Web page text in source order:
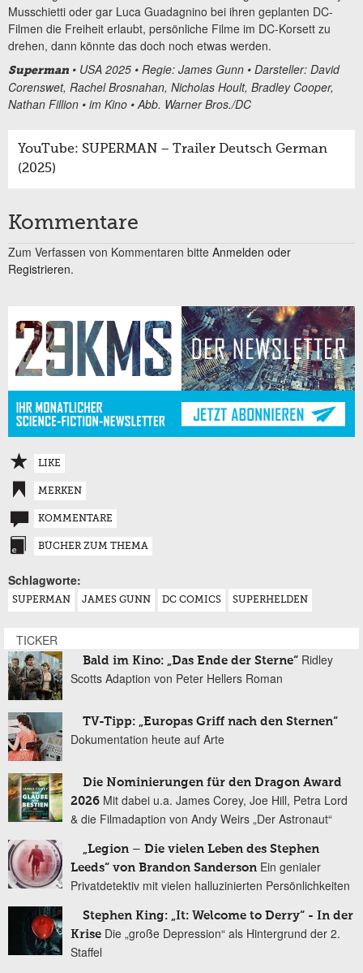
Musschietti oder gar Luca Guadagnino bei ihren geplanten DC-
Filmen die Freiheit erlaubt, persönliche Filme im DC-Korsett zu
drehen, dann könnte das doch noch etwas werden.
Superman • USA 2025 • Regie: James Gunn • Darsteller: David
Corenswet, Rachel Brosnahan, Nicholas Hoult, Bradley Cooper,
Nathan Fillion • im Kino • Abb. Warner Bros./DC
YouTube: SUPERMAN – Trailer Deutsch German
(2025)
Kommentare
Zum Verfassen von Kommentaren bitte Anmelden oder
Registrieren.
LIKE
MERKEN
KOMMENTARE
BÜCHER ZUM THEMA
Schlagworte:
SUPERMAN JAMES GUNN DC COMICS SUPERHELDEN
TICKER
Bald im Kino: „Das Ende der Sterne“ Ridley
Scotts Adaption von Peter Hellers Roman
TV-Tipp: „Europas Griff nach den Sternen“
Dokumentation heute auf Arte
Die Nominierungen für den Dragon Award
2026 Mit dabei u.a. James Corey, Joe Hill, Petra Lord
& die Filmadaption von Andy Weirs „Der Astronaut“
„Legion – Die vielen Leben des Stephen
Leeds“ von Brandon Sanderson Ein genialer
Privatdetektiv mit vielen halluzinierten Persönlichkeiten
Stephen King: „It: Welcome to Derry“ - In der
Krise Die „große Depression“ als Hintergrund der 2.
Staffel